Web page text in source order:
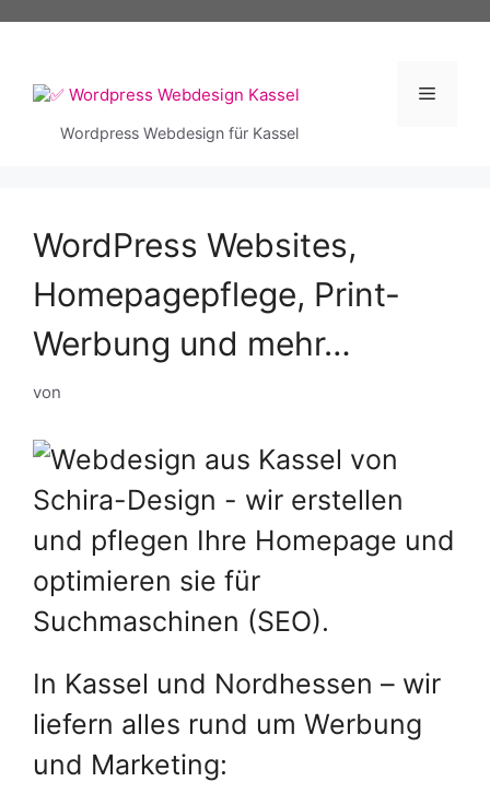
Wordpress Webdesign für Kassel
Menü
WordPress Websites,
Homepagepflege, Print-
Werbung und mehr…
von
In Kassel und Nordhessen – wir
liefern alles rund um Werbung
und Marketing: